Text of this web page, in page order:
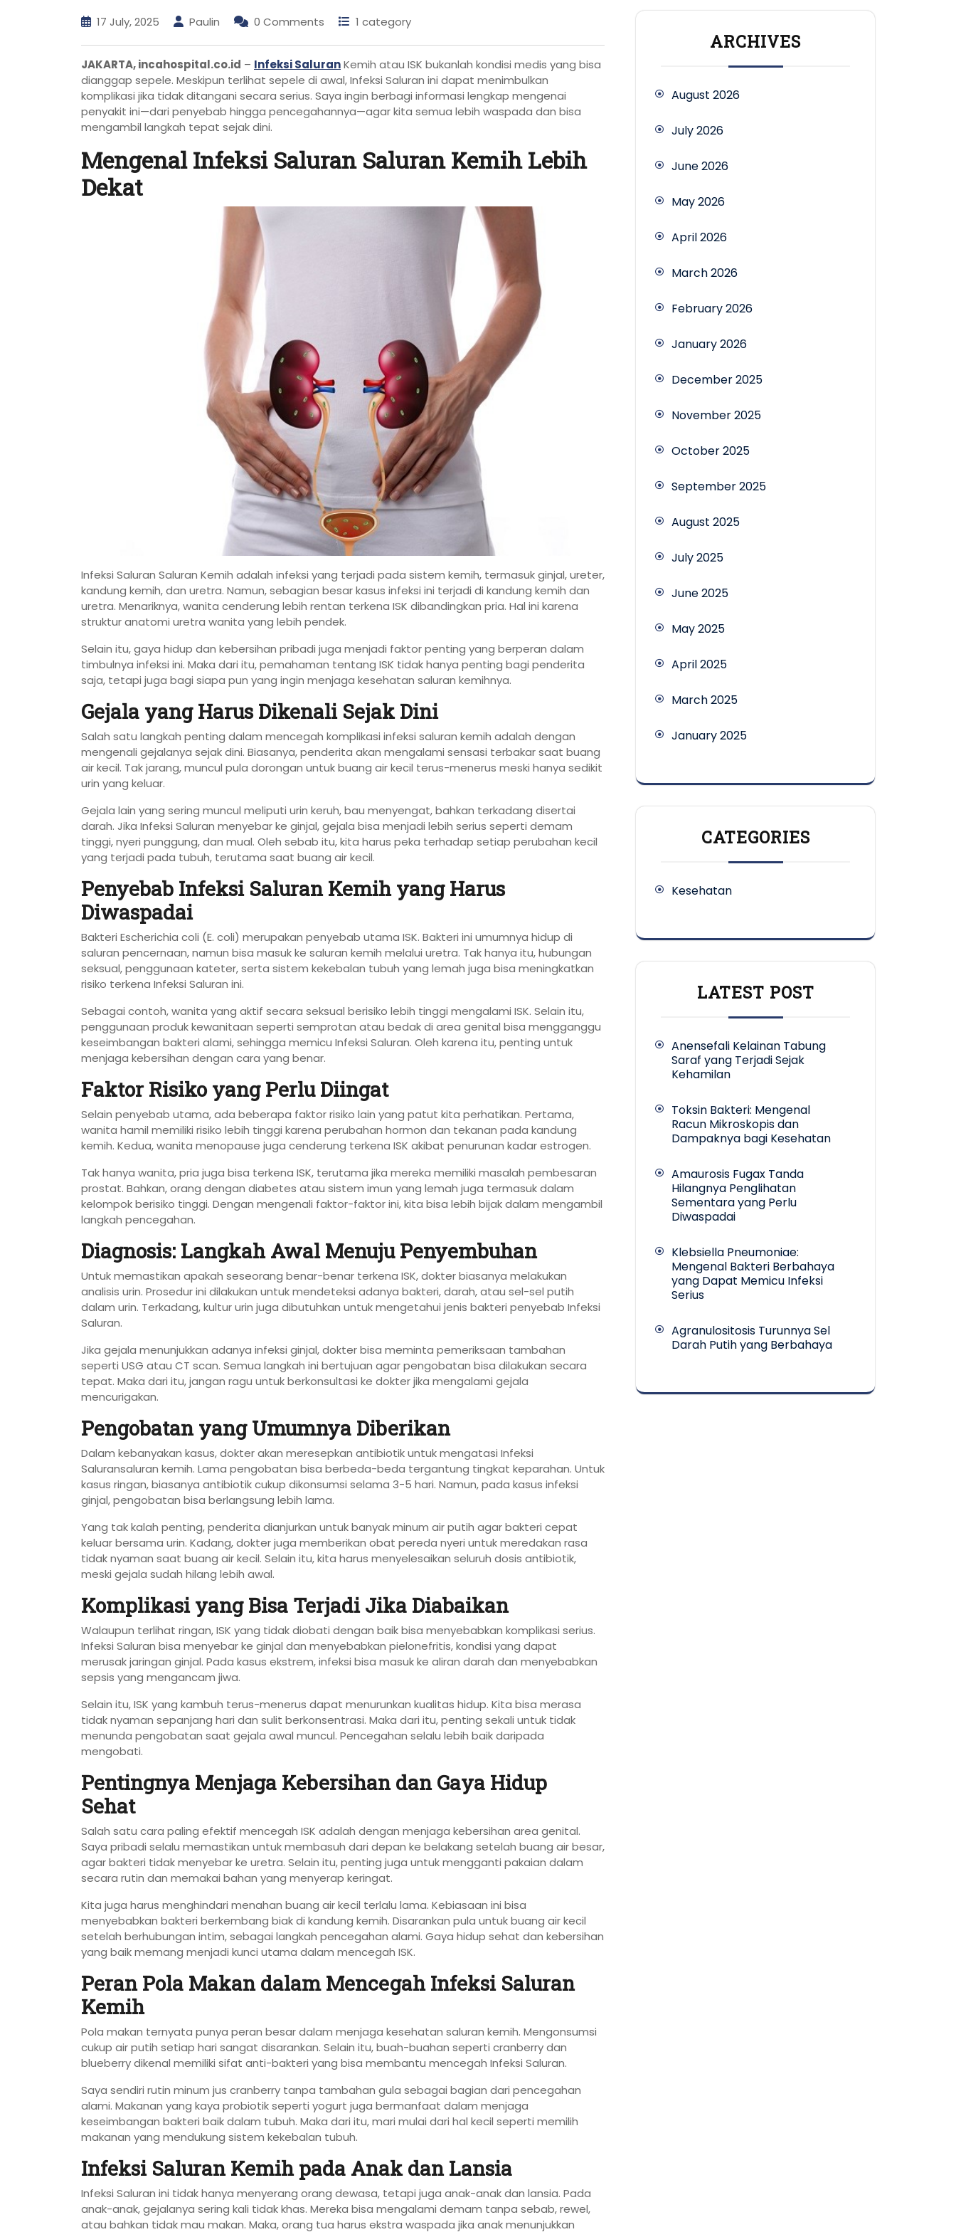
17 July, 2025 Paulin 0 Comments 1 category
JAKARTA, incahospital.co.id – Infeksi SaluranKemih atau ISK bukanlah kondisi medis yang bisa
dianggap sepele. Meskipun terlihat sepele di awal, Infeksi Saluran ini dapat menimbulkan
komplikasi jika tidak ditangani secara serius. Saya ingin berbagi informasi lengkap mengenai
penyakit ini—dari penyebab hingga pencegahannya—agar kita semua lebih waspada dan bisa
mengambil langkah tepat sejak dini.
Mengenal Infeksi Saluran Saluran Kemih Lebih
Dekat
Infeksi Saluran Saluran Kemih adalah infeksi yang terjadi pada sistem kemih, termasuk ginjal, ureter,
kandung kemih, dan uretra. Namun, sebagian besar kasus infeksi ini terjadi di kandung kemih dan
uretra. Menariknya, wanita cenderung lebih rentan terkena ISK dibandingkan pria. Hal ini karena
struktur anatomi uretra wanita yang lebih pendek.
Selain itu, gaya hidup dan kebersihan pribadi juga menjadi faktor penting yang berperan dalam
timbulnya infeksi ini. Maka dari itu, pemahaman tentang ISK tidak hanya penting bagi penderita
saja, tetapi juga bagi siapa pun yang ingin menjaga kesehatan saluran kemihnya.
Gejala yang Harus Dikenali Sejak Dini
Salah satu langkah penting dalam mencegah komplikasi infeksi saluran kemih adalah dengan
mengenali gejalanya sejak dini. Biasanya, penderita akan mengalami sensasi terbakar saat buang
air kecil. Tak jarang, muncul pula dorongan untuk buang air kecil terus-menerus meski hanya sedikit
urin yang keluar.
Gejala lain yang sering muncul meliputi urin keruh, bau menyengat, bahkan terkadang disertai
darah. Jika Infeksi Saluran menyebar ke ginjal, gejala bisa menjadi lebih serius seperti demam
tinggi, nyeri punggung, dan mual. Oleh sebab itu, kita harus peka terhadap setiap perubahan kecil
yang terjadi pada tubuh, terutama saat buang air kecil.
Penyebab Infeksi Saluran Kemih yang Harus
Diwaspadai
Bakteri Escherichia coli (E. coli) merupakan penyebab utama ISK. Bakteri ini umumnya hidup di
saluran pencernaan, namun bisa masuk ke saluran kemih melalui uretra. Tak hanya itu, hubungan
seksual, penggunaan kateter, serta sistem kekebalan tubuh yang lemah juga bisa meningkatkan
risiko terkena Infeksi Saluran ini.
Sebagai contoh, wanita yang aktif secara seksual berisiko lebih tinggi mengalami ISK. Selain itu,
penggunaan produk kewanitaan seperti semprotan atau bedak di area genital bisa mengganggu
keseimbangan bakteri alami, sehingga memicu Infeksi Saluran. Oleh karena itu, penting untuk
menjaga kebersihan dengan cara yang benar.
Faktor Risiko yang Perlu Diingat
Selain penyebab utama, ada beberapa faktor risiko lain yang patut kita perhatikan. Pertama,
wanita hamil memiliki risiko lebih tinggi karena perubahan hormon dan tekanan pada kandung
kemih. Kedua, wanita menopause juga cenderung terkena ISK akibat penurunan kadar estrogen.
Tak hanya wanita, pria juga bisa terkena ISK, terutama jika mereka memiliki masalah pembesaran
prostat. Bahkan, orang dengan diabetes atau sistem imun yang lemah juga termasuk dalam
kelompok berisiko tinggi. Dengan mengenali faktor-faktor ini, kita bisa lebih bijak dalam mengambil
langkah pencegahan.
Diagnosis: Langkah Awal Menuju Penyembuhan
Untuk memastikan apakah seseorang benar-benar terkena ISK, dokter biasanya melakukan
analisis urin. Prosedur ini dilakukan untuk mendeteksi adanya bakteri, darah, atau sel-sel putih
dalam urin. Terkadang, kultur urin juga dibutuhkan untuk mengetahui jenis bakteri penyebab Infeksi
Saluran.
Jika gejala menunjukkan adanya infeksi ginjal, dokter bisa meminta pemeriksaan tambahan
seperti USG atau CT scan. Semua langkah ini bertujuan agar pengobatan bisa dilakukan secara
tepat. Maka dari itu, jangan ragu untuk berkonsultasi ke dokter jika mengalami gejala
mencurigakan.
Pengobatan yang Umumnya Diberikan
Dalam kebanyakan kasus, dokter akan meresepkan antibiotik untuk mengatasi Infeksi
Saluransaluran kemih. Lama pengobatan bisa berbeda-beda tergantung tingkat keparahan. Untuk
kasus ringan, biasanya antibiotik cukup dikonsumsi selama 3-5 hari. Namun, pada kasus infeksi
ginjal, pengobatan bisa berlangsung lebih lama.
Yang tak kalah penting, penderita dianjurkan untuk banyak minum air putih agar bakteri cepat
keluar bersama urin. Kadang, dokter juga memberikan obat pereda nyeri untuk meredakan rasa
tidak nyaman saat buang air kecil. Selain itu, kita harus menyelesaikan seluruh dosis antibiotik,
meski gejala sudah hilang lebih awal.
Komplikasi yang Bisa Terjadi Jika Diabaikan
Walaupun terlihat ringan, ISK yang tidak diobati dengan baik bisa menyebabkan komplikasi serius.
Infeksi Saluran bisa menyebar ke ginjal dan menyebabkan pielonefritis, kondisi yang dapat
merusak jaringan ginjal. Pada kasus ekstrem, infeksi bisa masuk ke aliran darah dan menyebabkan
sepsis yang mengancam jiwa.
Selain itu, ISK yang kambuh terus-menerus dapat menurunkan kualitas hidup. Kita bisa merasa
tidak nyaman sepanjang hari dan sulit berkonsentrasi. Maka dari itu, penting sekali untuk tidak
menunda pengobatan saat gejala awal muncul. Pencegahan selalu lebih baik daripada
mengobati.
Pentingnya Menjaga Kebersihan dan Gaya Hidup
Sehat
Salah satu cara paling efektif mencegah ISK adalah dengan menjaga kebersihan area genital.
Saya pribadi selalu memastikan untuk membasuh dari depan ke belakang setelah buang air besar,
agar bakteri tidak menyebar ke uretra. Selain itu, penting juga untuk mengganti pakaian dalam
secara rutin dan memakai bahan yang menyerap keringat.
Kita juga harus menghindari menahan buang air kecil terlalu lama. Kebiasaan ini bisa
menyebabkan bakteri berkembang biak di kandung kemih. Disarankan pula untuk buang air kecil
setelah berhubungan intim, sebagai langkah pencegahan alami. Gaya hidup sehat dan kebersihan
yang baik memang menjadi kunci utama dalam mencegah ISK.
Peran Pola Makan dalam Mencegah Infeksi Saluran
Kemih
Pola makan ternyata punya peran besar dalam menjaga kesehatan saluran kemih. Mengonsumsi
cukup air putih setiap hari sangat disarankan. Selain itu, buah-buahan seperti cranberry dan
blueberry dikenal memiliki sifat anti-bakteri yang bisa membantu mencegah Infeksi Saluran.
Saya sendiri rutin minum jus cranberry tanpa tambahan gula sebagai bagian dari pencegahan
alami. Makanan yang kaya probiotik seperti yogurt juga bermanfaat dalam menjaga
keseimbangan bakteri baik dalam tubuh. Maka dari itu, mari mulai dari hal kecil seperti memilih
makanan yang mendukung sistem kekebalan tubuh.
Infeksi Saluran Kemih pada Anak dan Lansia
Infeksi Saluran ini tidak hanya menyerang orang dewasa, tetapi juga anak-anak dan lansia. Pada
anak-anak, gejalanya sering kali tidak khas. Mereka bisa mengalami demam tanpa sebab, rewel,
atau bahkan tidak mau makan. Maka, orang tua harus ekstra waspada jika anak menunjukkan
ARCHIVES
August 2026
July 2026
June 2026
May 2026
April 2026
March 2026
February 2026
January 2026
December 2025
November 2025
October 2025
September 2025
August 2025
July 2025
June 2025
May 2025
April 2025
March 2025
January 2025
CATEGORIES
Kesehatan
LATEST POST
Anensefali Kelainan Tabung
Saraf yang Terjadi Sejak
Kehamilan
Toksin Bakteri: Mengenal
Racun Mikroskopis dan
Dampaknya bagi Kesehatan
Amaurosis Fugax Tanda
Hilangnya Penglihatan
Sementara yang Perlu
Diwaspadai
Klebsiella Pneumoniae:
Mengenal Bakteri Berbahaya
yang Dapat Memicu Infeksi
Serius
Agranulositosis Turunnya Sel
Darah Putih yang Berbahaya